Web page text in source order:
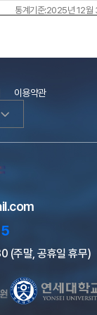
통계기준:2025년 12
이용약관
(주말, 공휴일 휴무)